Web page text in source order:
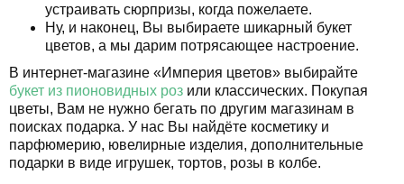
устраивать сюрпризы, когда пожелаете.
Ну, и наконец, Вы выбираете шикарный букет
цветов, а мы дарим потрясающее настроение.
В интернет-магазине «Империя цветов» выбирайте
букет из пионовидных роз или классических. Покупая
цветы, Вам не нужно бегать по другим магазинам в
поисках подарка. У нас Вы найдёте косметику и
парфюмерию, ювелирные изделия, дополнительные
подарки в виде игрушек, тортов, розы в колбе.